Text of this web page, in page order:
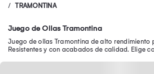
TRAMONTINA
Juego de Ollas Tramontina
Juego de ollas Tramontina de alto rendimiento
Resistentes y con acabados de calidad. Elige